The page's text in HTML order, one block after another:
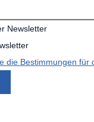
Newsletter
die Bestimmungen für